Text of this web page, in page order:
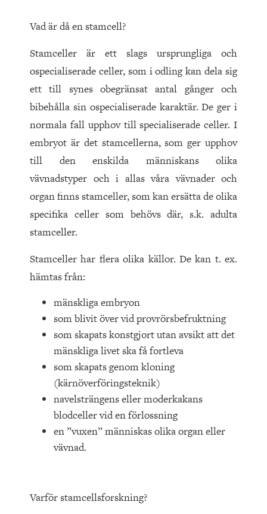
Vad är då en stamcell?
Stamceller är ett slags ursprungliga och
ospecialiserade celler, som i odling kan dela sig
ett till synes obegränsat antal gånger och
bibehålla sin ospecialiserade karaktär. De ger i
normala fall upphov till specialiserade celler. I
embryot är det stamcellerna, som ger upphov
till den enskilda människans olika
vävnadstyper och i allas våra vävnader och
organ finns stamceller, som kan ersätta de olika
specifika celler som behövs där, s.k. adulta
stamceller.
Stamceller har flera olika källor. De kan t. ex.
hämtas från:
mänskliga embryon
som blivit över vid provrörsbefruktning
som skapats konstgjort utan avsikt att det
mänskliga livet ska få fortleva
som skapats genom kloning
(kärnöverföringsteknik)
navelsträngens eller moderkakans
blodceller vid en förlossning
en ”vuxen” människas olika organ eller
vävnad.
Varför stamcellsforskning?